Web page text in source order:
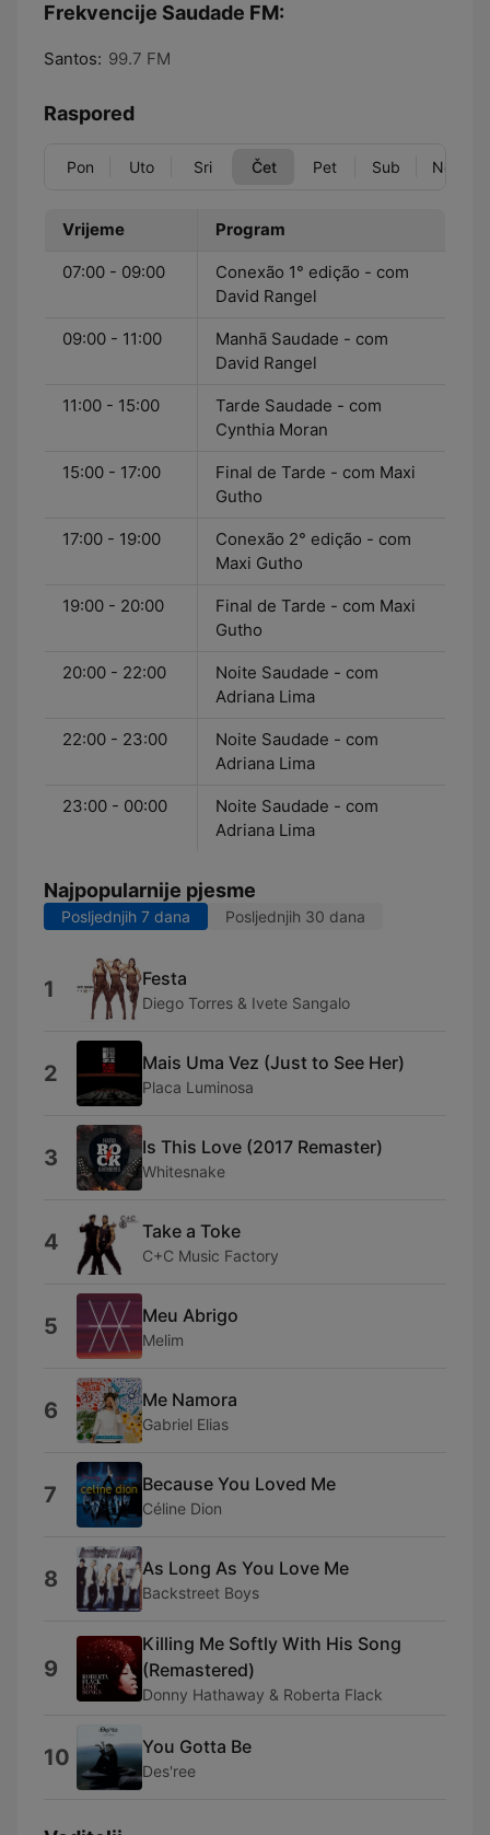
Frekvencije Saudade FM:
Santos: 99.7 FM
Raspored
Pon Uto Sri Čet Pet Sub Ned
Vrijeme Program
07:00 - 09:00
Conexão 1° edição - com
David Rangel
09:00 - 11:00
Manhã Saudade - com
David Rangel
11:00 - 15:00
Tarde Saudade - com
Cynthia Moran
15:00 - 17:00
Final de Tarde - com Maxi
Gutho
17:00 - 19:00
Conexão 2° edição - com
Maxi Gutho
19:00 - 20:00
Final de Tarde - com Maxi
Gutho
20:00 - 22:00
Noite Saudade - com
Adriana Lima
22:00 - 23:00
Noite Saudade - com
Adriana Lima
23:00 - 00:00
Noite Saudade - com
Adriana Lima
Najpopularnije pjesme
Posljednjih 7 dana Posljednjih 30 dana
1 Festa
Diego Torres & Ivete Sangalo
2 Mais Uma Vez (Just to See Her)
Placa Luminosa
3 Is This Love (2017 Remaster)
Whitesnake
4 Take a Toke
C+C Music Factory
5 Meu Abrigo
Melim
6 Me Namora
Gabriel Elias
7 Because You Loved Me
Céline Dion
8 As Long As You Love Me
Backstreet Boys
9
Killing Me Softly With His Song
(Remastered)
Donny Hathaway & Roberta Flack
10 You Gotta Be
Des'ree